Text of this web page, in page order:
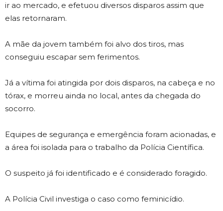
ir ao mercado, e efetuou diversos disparos assim que
elas retornaram.
A mãe da jovem também foi alvo dos tiros, mas
conseguiu escapar sem ferimentos.
Já a vítima foi atingida por dois disparos, na cabeça e no
tórax, e morreu ainda no local, antes da chegada do
socorro.
Equipes de segurança e emergência foram acionadas, e
a área foi isolada para o trabalho da Polícia Científica.
O suspeito já foi identificado e é considerado foragido.
A Polícia Civil investiga o caso como feminicídio.